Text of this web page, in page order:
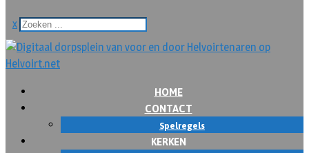
x
HOME
CONTACT
Spelregels
KERKEN